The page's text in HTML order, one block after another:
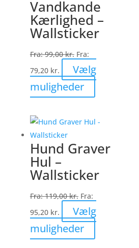
Mulighederne
kan
vælges
varesiden
Vandkande
Kærlighed –
Wallsticker
Fra:99,00kr. Fra:
79,20 kr.
Vælg
muligheder
vare
flere
Mulighederne
vælges
varesiden
Hund Graver
Hul –
Wallsticker
Fra:119,00kr. Fra:
95,20 kr.
Vælg
muligheder
vare